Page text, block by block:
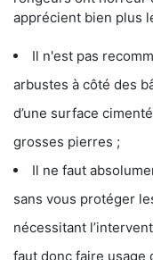
apprécient bien plus
Il n'est pas
arbustes à côté des
d’une surface
grosses pierres ;
Il ne faut
sans vous protéger
nécessitant
faut donc faire usage